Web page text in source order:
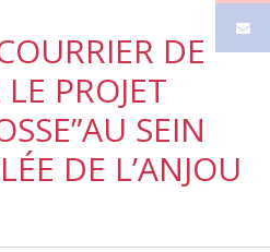
DE
PROJET
SEIN
DE L’ANJOU